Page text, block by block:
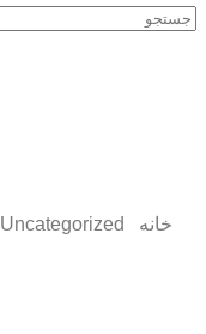
خانه Uncategorized